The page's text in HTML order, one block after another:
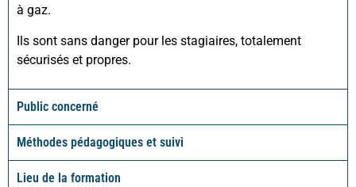
à gaz.
Ils sont sans danger pour les stagiaires, totalement
sécurisés et propres.
Public concerné
Méthodes pédagogiques et suivi
Lieu de la formation